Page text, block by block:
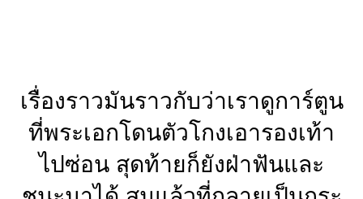
เรื่องราวมันราวกับว่าเราดูการ์ตูน
ที่พระเอกโดนตัวโกงเอารองเท้า
ไปซ่อน สุดท้ายก็ยังฝ่าฟันและ